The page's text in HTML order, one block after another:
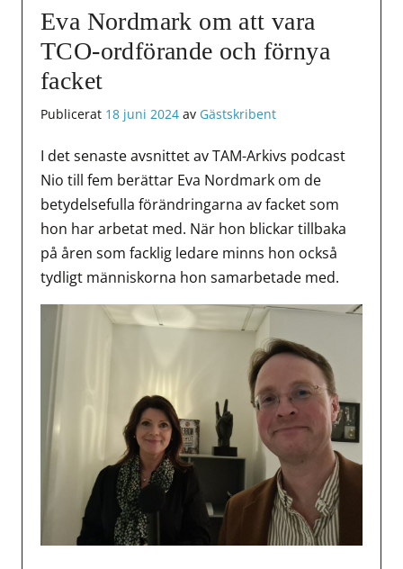
Eva Nordmark om att vara
TCO-ordförande och förnya
facket
Publicerat 18 juni 2024 av Gästskribent
I det senaste avsnittet av TAM-Arkivs podcast
Nio till fem berättar Eva Nordmark om de
betydelsefulla förändringarna av facket som
hon har arbetat med. När hon blickar tillbaka
på åren som facklig ledare minns hon också
tydligt människorna hon samarbetade med.